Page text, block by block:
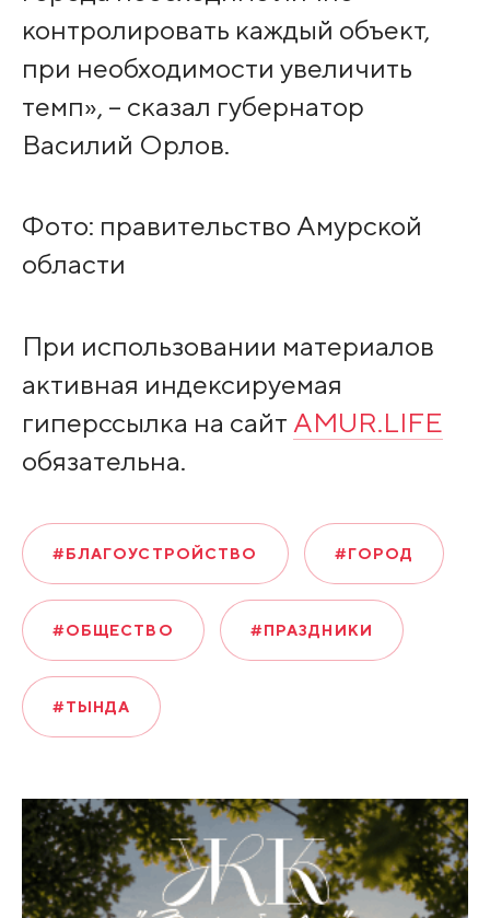
контролировать каждый объект,
при необходимости увеличить
темп», – сказал губернатор
Василий Орлов.
Фото: правительство Амурской
области
При использовании материалов
активная индексируемая
гиперссылка на сайт AMUR.LIFE
обязательна.
#БЛАГОУСТРОЙСТВО #ГОРОД
#ОБЩЕСТВО #ПРАЗДНИКИ
#ТЫНДА